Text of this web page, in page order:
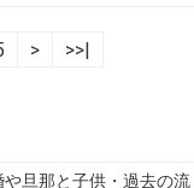
> >>|
や旦那と子供・過去の流